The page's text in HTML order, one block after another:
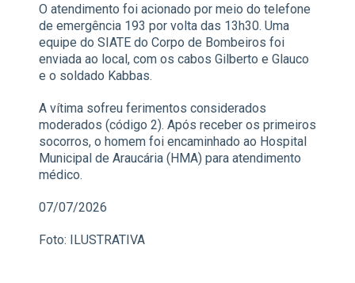
O atendimento foi acionado por meio do telefone
de emergência 193 por volta das 13h30. Uma
equipe do SIATE do Corpo de Bombeiros foi
enviada ao local, com os cabos Gilberto e Glauco
e o soldado Kabbas.
A vítima sofreu ferimentos considerados
moderados (código 2). Após receber os primeiros
socorros, o homem foi encaminhado ao Hospital
Municipal de Araucária (HMA) para atendimento
médico.
07/07/2026
Foto: ILUSTRATIVA